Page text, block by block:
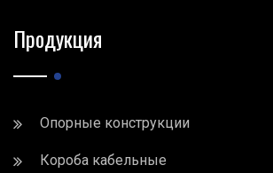
Продукция
Опорные конструкции
Короба кабельные